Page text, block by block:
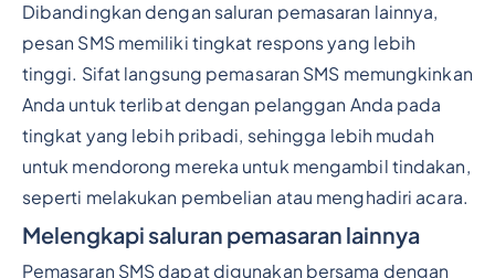
Dibandingkan dengan saluran pemasaran lainnya,
pesan SMS memiliki tingkat respons yang lebih
tinggi. Sifat langsung pemasaran SMS memungkinkan
Anda untuk terlibat dengan pelanggan Anda pada
tingkat yang lebih pribadi, sehingga lebih mudah
untuk mendorong mereka untuk mengambil tindakan,
seperti melakukan pembelian atau menghadiri acara.
Melengkapi saluran pemasaran lainnya
Pemasaran SMS dapat digunakan bersama dengan